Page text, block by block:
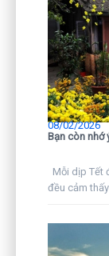
Bạn còn nhớ
08/02/2026
Mỗi dịp Tết
đều cảm